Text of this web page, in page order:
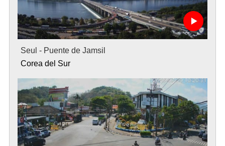
Seul - Puente de Jamsil
Corea del Sur